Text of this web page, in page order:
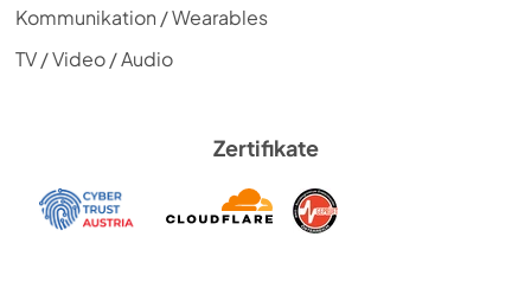
Kommunikation / Wearables
TV / Video / Audio
Zertifikate